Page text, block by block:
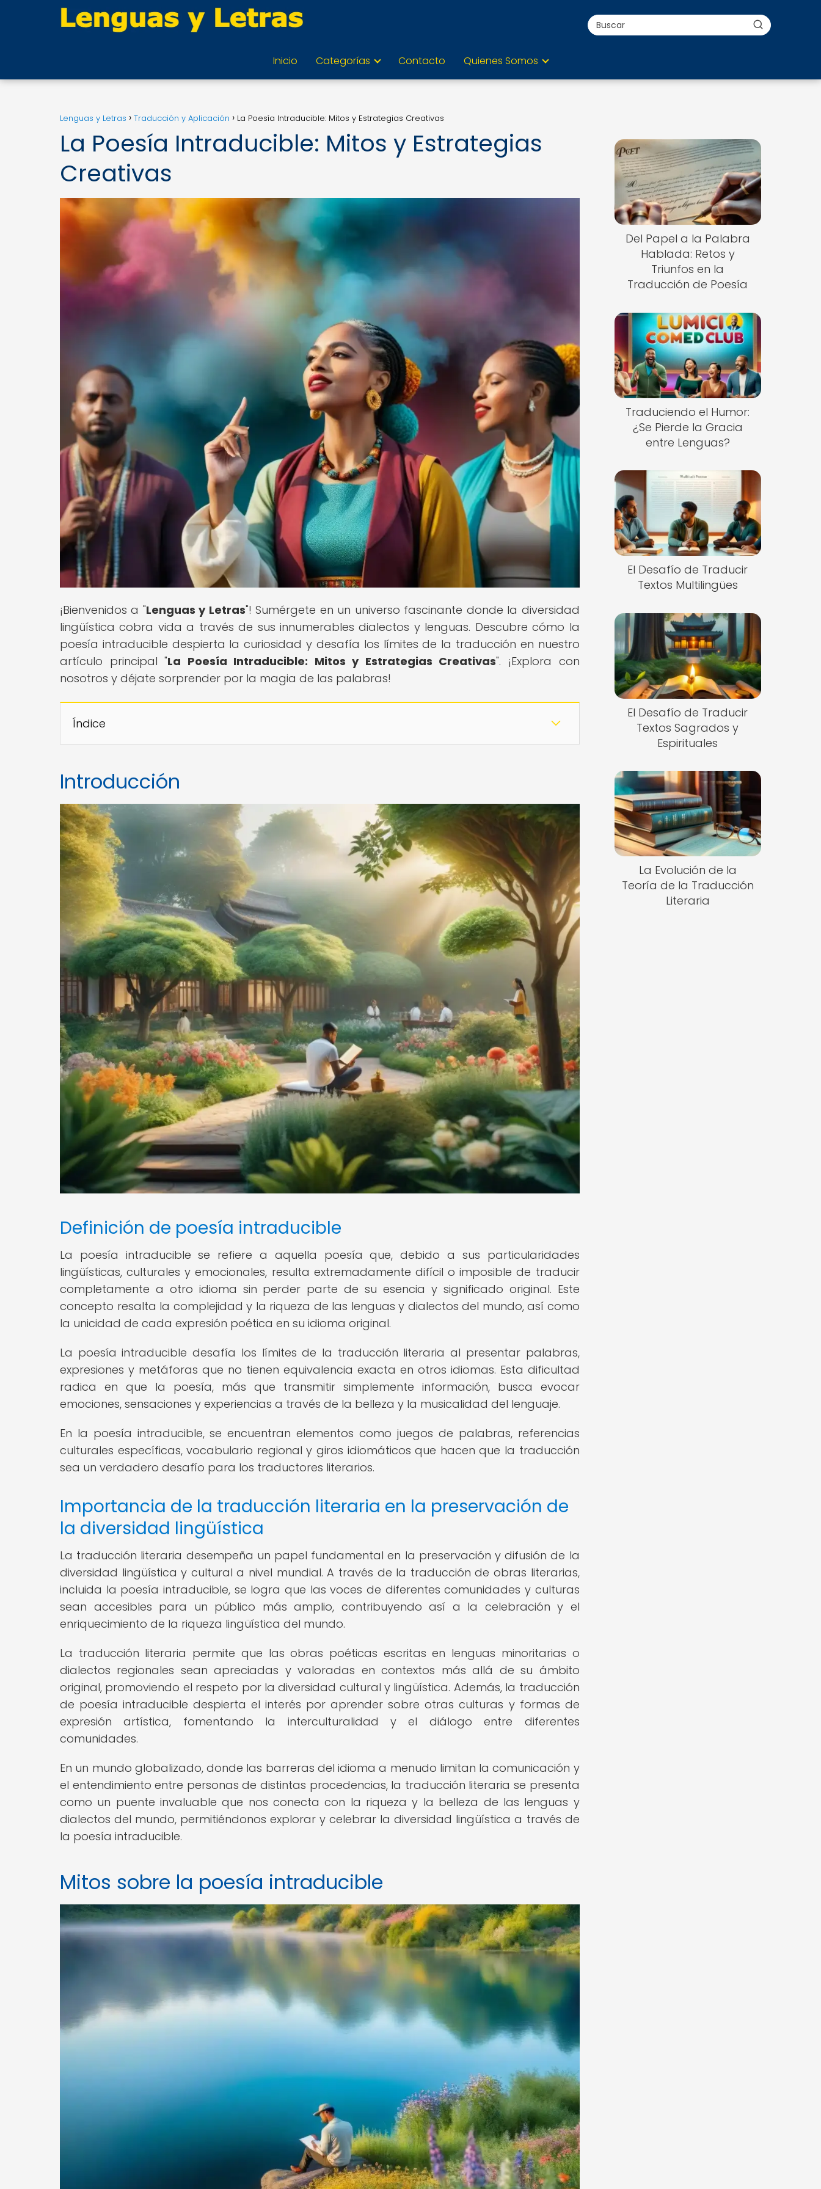
Inicio Categorías Contacto Quienes Somos
Lenguas y Letras Traducción y Aplicación La Poesía Intraducible: Mitos y Estrategias Creativas
La Poesía Intraducible: Mitos y Estrategias
Creativas
¡Bienvenidos a "Lenguas y Letras"! Sumérgete en un universo fascinante donde la diversidad
lingüística cobra vida a través de sus innumerables dialectos y lenguas. Descubre cómo la
poesía intraducible despierta la curiosidad y desafía los límites de la traducción en nuestro
artículo principal "La Poesía Intraducible: Mitos y Estrategias Creativas". ¡Explora con
nosotros y déjate sorprender por la magia de las palabras!
Índice
Introducción
Definición de poesía intraducible
La poesía intraducible se refiere a aquella poesía que, debido a sus particularidades
lingüísticas, culturales y emocionales, resulta extremadamente difícil o imposible de traducir
completamente a otro idioma sin perder parte de su esencia y significado original. Este
concepto resalta la complejidad y la riqueza de las lenguas y dialectos del mundo, así como
la unicidad de cada expresión poética en su idioma original.
La poesía intraducible desafía los límites de la traducción literaria al presentar palabras,
expresiones y metáforas que no tienen equivalencia exacta en otros idiomas. Esta dificultad
radica en que la poesía, más que transmitir simplemente información, busca evocar
emociones, sensaciones y experiencias a través de la belleza y la musicalidad del lenguaje.
En la poesía intraducible, se encuentran elementos como juegos de palabras, referencias
culturales específicas, vocabulario regional y giros idiomáticos que hacen que la traducción
sea un verdadero desafío para los traductores literarios.
Importancia de la traducción literaria en la preservación de
la diversidad lingüística
La traducción literaria desempeña un papel fundamental en la preservación y difusión de la
diversidad lingüística y cultural a nivel mundial. A través de la traducción de obras literarias,
incluida la poesía intraducible, se logra que las voces de diferentes comunidades y culturas
sean accesibles para un público más amplio, contribuyendo así a la celebración y el
enriquecimiento de la riqueza lingüística del mundo.
La traducción literaria permite que las obras poéticas escritas en lenguas minoritarias o
dialectos regionales sean apreciadas y valoradas en contextos más allá de su ámbito
original, promoviendo el respeto por la diversidad cultural y lingüística. Además, la traducción
de poesía intraducible despierta el interés por aprender sobre otras culturas y formas de
expresión artística, fomentando la interculturalidad y el diálogo entre diferentes
comunidades.
En un mundo globalizado, donde las barreras del idioma a menudo limitan la comunicación y
el entendimiento entre personas de distintas procedencias, la traducción literaria se presenta
como un puente invaluable que nos conecta con la riqueza y la belleza de las lenguas y
dialectos del mundo, permitiéndonos explorar y celebrar la diversidad lingüística a través de
la poesía intraducible.
Mitos sobre la poesía intraducible
Del Papel a la Palabra
Hablada: Retos y
Triunfos en la
Traducción de Poesía
Traduciendo el Humor:
¿Se Pierde la Gracia
entre Lenguas?
El Desafío de Traducir
Textos Multilingües
El Desafío de Traducir
Textos Sagrados y
Espirituales
La Evolución de la
Teoría de la Traducción
Literaria